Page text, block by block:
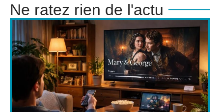
Ne ratez rien de l'actu